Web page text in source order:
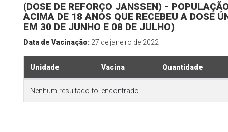
(DOSE DE REFORÇO JANSSEN) -
ACIMA DE 18 ANOS QUE RECEBEU A DOSE
EM 30 DE JUNHO E 08 DE JULHO)
Data de Vacinação: 27 de janeiro de 2022
Unidade Vacina Quantidade
Nenhum resultado foi encontrado.